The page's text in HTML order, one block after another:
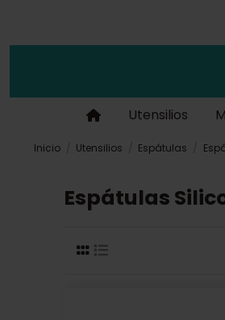
Utensilios
Inicio Utensilios Espátulas
Espátulas